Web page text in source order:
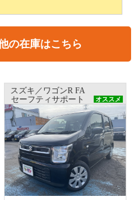
の在庫はこちら
スズキ／ワゴンR FA
セーフティサポート
非装着車